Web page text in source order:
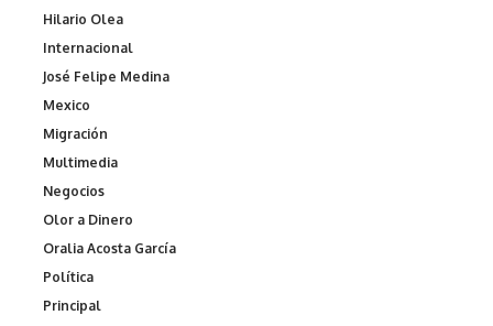
Hilario Olea
Internacional
José Felipe Medina
Mexico
Migración
Multimedia
Negocios
Olor a Dinero
Oralia Acosta García
Política
Principal